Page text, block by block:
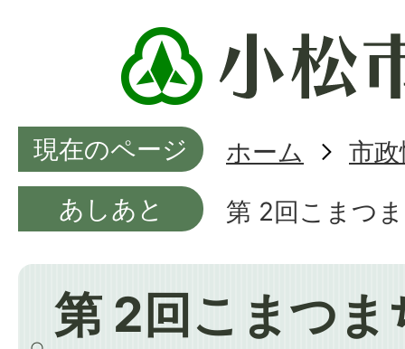
現在のページ ホーム
市
あしあと
第 2回こまつ
第 2回こまつま